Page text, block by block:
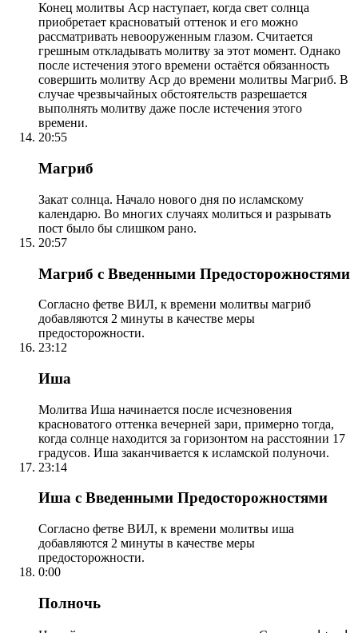
Конец молитвы Аср наступает, когда свет солнца
приобретает красноватый оттенок и его можно
рассматривать невооруженным глазом. Считается
грешным откладывать молитву за этот момент. Однако
после истечения этого времени остаётся обязанность
совершить молитву Аср до времени молитвы Магриб. В
случае чрезвычайных обстоятельств разрешается
выполнять молитву даже после истечения этого
времени.
20:55
Магриб
Закат солнца. Начало нового дня по исламскому
календарю. Во многих случаях молиться и разрывать
пост было бы слишком рано.
20:57
Магриб с Введенными Предосторожностями
Согласно фетве ВИЛ, к времени молитвы магриб
добавляются 2 минуты в качестве меры
предосторожности.
23:12
Иша
Молитва Иша начинается после исчезновения
красноватого оттенка вечерней зари, примерно тогда,
когда солнце находится за горизонтом на расстоянии 17
градусов. Иша заканчивается к исламской полуночи.
23:14
Иша с Введенными Предосторожностями
Согласно фетве ВИЛ, к времени молитвы иша
добавляются 2 минуты в качестве меры
предосторожности.
0:00
Полночь